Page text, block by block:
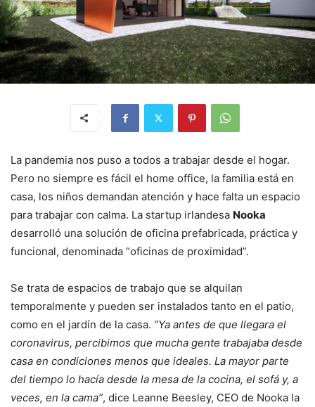
La pandemia nos puso a todos a trabajar desde el hogar.
Pero no siempre es fácil el home office, la familia está en
casa, los niños demandan atención y hace falta un espacio
para trabajar con calma. La startup irlandesa Nooka
desarrolló una solución de oficina prefabricada, práctica y
funcional, denominada “oficinas de proximidad”.
Se trata de espacios de trabajo que se alquilan
temporalmente y pueden ser instalados tanto en el patio,
como en el jardín de la casa. “Ya antes de que llegara el
coronavirus, percibimos que mucha gente trabajaba desde
casa en condiciones menos que ideales. La mayor parte
del tiempo lo hacía desde la mesa de la cocina, el sofá y, a
veces, en la cama”, dice Leanne Beesley, CEO de Nooka la